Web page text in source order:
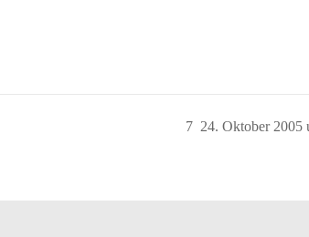
24. Oktober 2005
7